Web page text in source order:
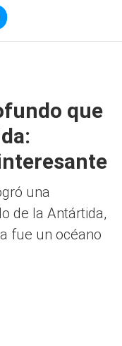
que
una
de la Antártida,
fue un océano